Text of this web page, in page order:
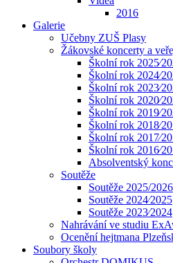
2016
Galerie
Učebny ZUŠ Plasy
Žákovské koncerty a
Školní rok
Školní rok
Školní rok
Školní rok
Školní rok
Školní rok
Školní rok
Školní rok
Absolventský
Soutěže
Soutěže 2025/2026
Soutěže 2024⁄2025
Soutěže 2023⁄2024
Nahrávání ve studiu
Ocenění hejtmana
Soubory školy